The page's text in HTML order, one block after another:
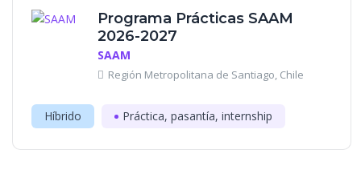
Programa Prácticas SAAM
2026-2027
SAAM
Región Metropolitana de Santiago, Chile
Híbrido Práctica, pasantía, internship